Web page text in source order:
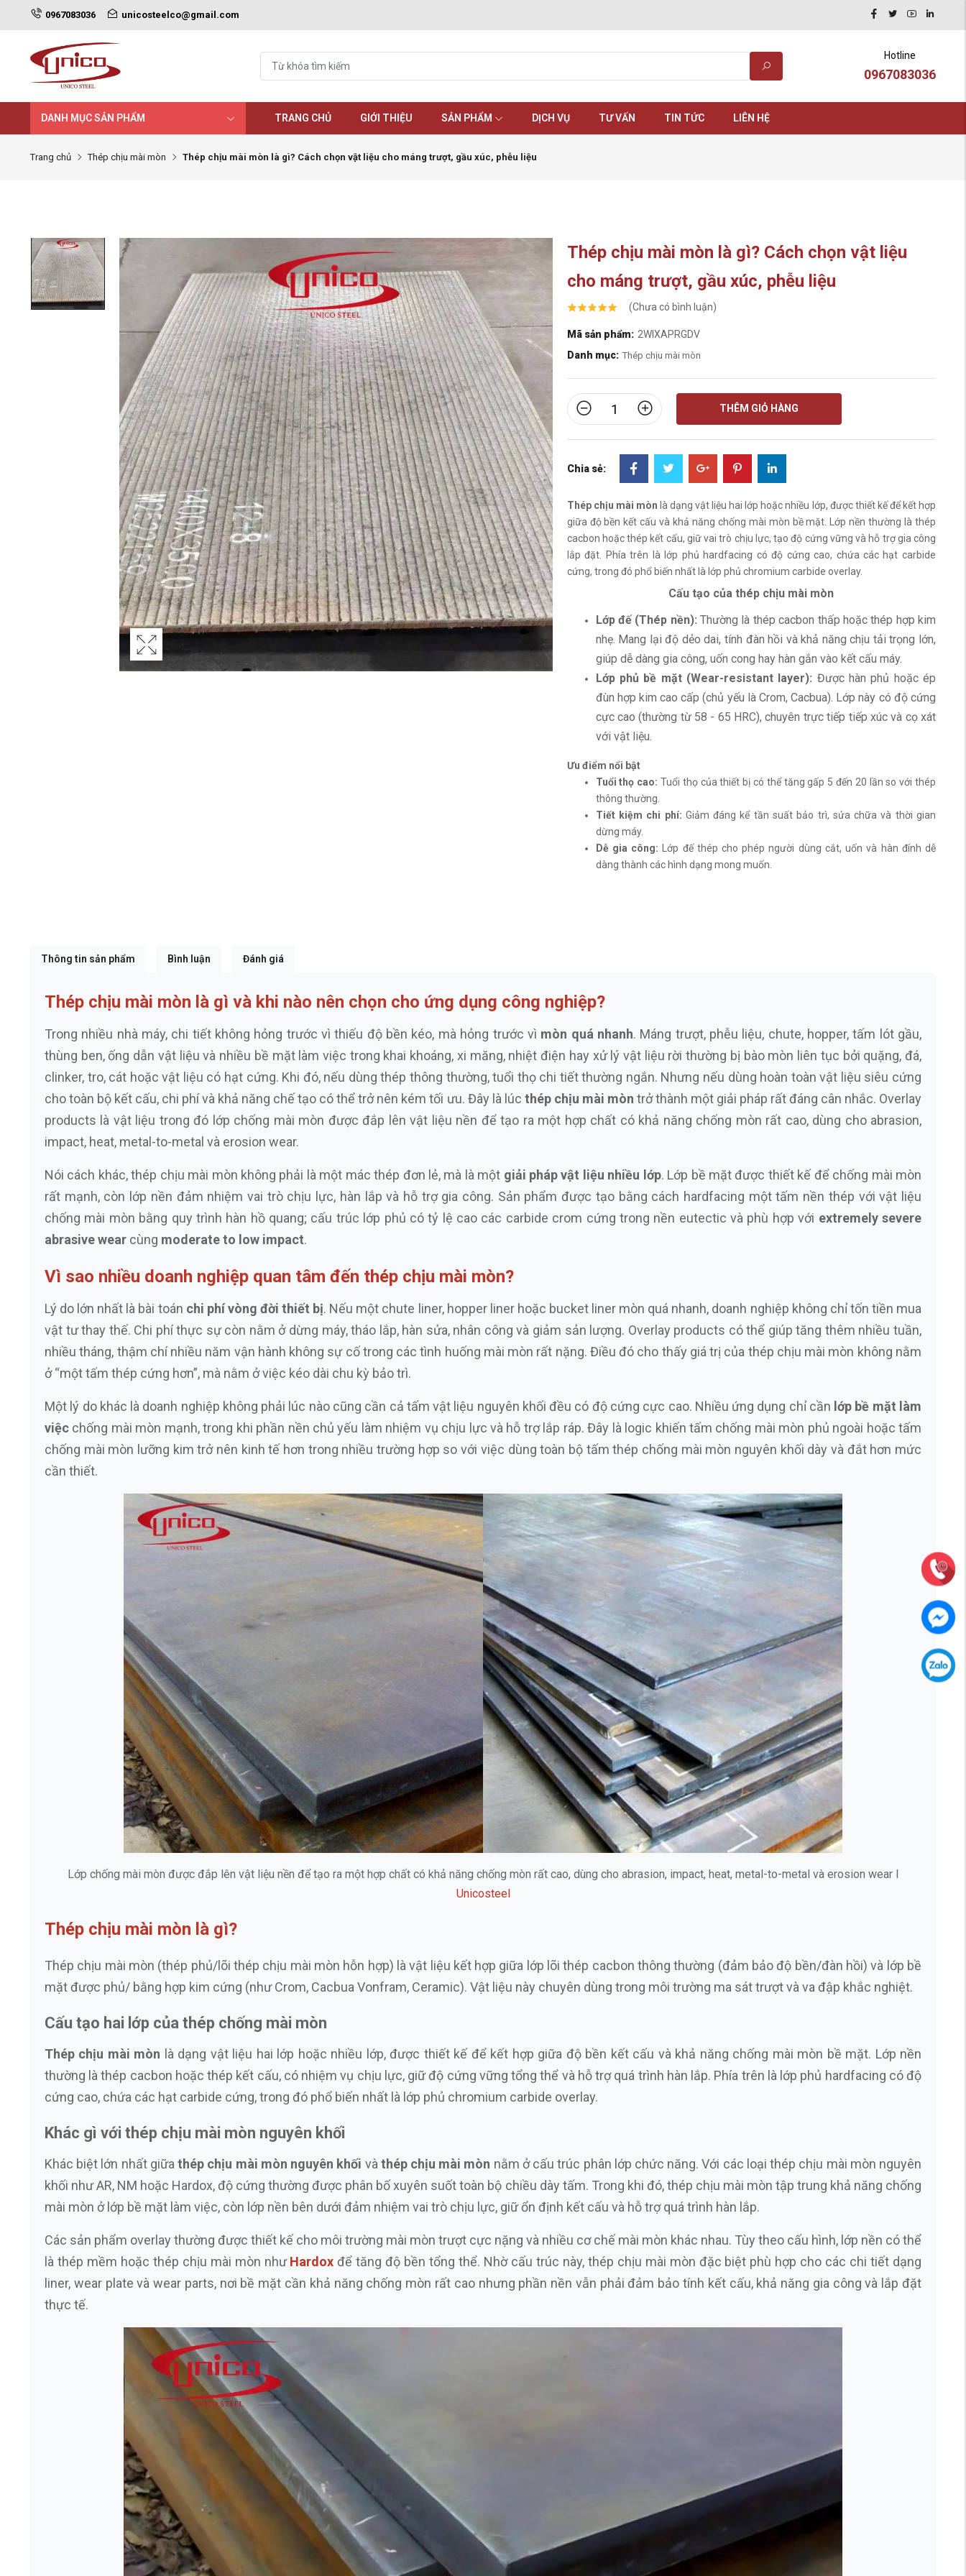
0967083036 unicosteelco@gmail.com
Hotline
0967083036
DANH MỤC SẢN PHẨM TRANG CHỦ GIỚI THIỆU SẢN PHẨM DỊCH VỤ TƯ VẤN TIN TỨC LIÊN HỆ
Trang chủ Thép chịu mài mòn Thép chịu mài mòn là gì? Cách chọn vật liệu cho máng trượt, gầu xúc, phễu liệu
Thép chịu mài mòn là gì? Cách chọn vật liệu
cho máng trượt, gầu xúc, phễu liệu
(Chưa có bình luận)
Mã sản phẩm: 2WIXAPRGDV
Danh mục: Thép chịu mài mòn
THÊM GIỎ HÀNG
Chia sẻ:
Thép chịu mài mòn là dạng vật liệu hai lớp hoặc nhiều lớp, được thiết kế để kết hợp
giữa độ bền kết cấu và khả năng chống mài mòn bề mặt. Lớp nền thường là thép
cacbon hoặc thép kết cấu, giữ vai trò chịu lực, tạo độ cứng vững và hỗ trợ gia công
lắp đặt. Phía trên là lớp phủ hardfacing có độ cứng cao, chứa các hạt carbide
cứng, trong đó phổ biến nhất là lớp phủ chromium carbide overlay.
Cấu tạo của thép chịu mài mòn
Lớp đế (Thép nền): Thường là thép cacbon thấp hoặc thép hợp kim
nhẹ. Mang lại độ dẻo dai, tính đàn hồi và khả năng chịu tải trọng lớn,
giúp dễ dàng gia công, uốn cong hay hàn gắn vào kết cấu máy.
Lớp phủ bề mặt (Wear-resistant layer): Được hàn phủ hoặc ép
đùn hợp kim cao cấp (chủ yếu là Crom, Cacbua). Lớp này có độ cứng
cực cao (thường từ 58 - 65 HRC), chuyên trực tiếp tiếp xúc và cọ xát
với vật liệu.
Ưu điểm nổi bật
Tuổi thọ cao: Tuổi thọ của thiết bị có thể tăng gấp 5 đến 20 lần so với thép
thông thường.
Tiết kiệm chi phí: Giảm đáng kể tần suất bảo trì, sửa chữa và thời gian
dừng máy.
Dễ gia công: Lớp đế thép cho phép người dùng cắt, uốn và hàn đính dễ
dàng thành các hình dạng mong muốn.
Thông tin sản phẩm Bình luận Đánh giá
Thép chịu mài mòn là gì và khi nào nên chọn cho ứng dụng công nghiệp?
Trong nhiều nhà máy, chi tiết không hỏng trước vì thiếu độ bền kéo, mà hỏng trước vì mòn quá nhanh. Máng trượt, phễu liệu, chute, hopper, tấm lót gầu,
thùng ben, ống dẫn vật liệu và nhiều bề mặt làm việc trong khai khoáng, xi măng, nhiệt điện hay xử lý vật liệu rời thường bị bào mòn liên tục bởi quặng, đá,
clinker, tro, cát hoặc vật liệu có hạt cứng. Khi đó, nếu dùng thép thông thường, tuổi thọ chi tiết thường ngắn. Nhưng nếu dùng hoàn toàn vật liệu siêu cứng
cho toàn bộ kết cấu, chi phí và khả năng chế tạo có thể trở nên kém tối ưu. Đây là lúc thép chịu mài mòn trở thành một giải pháp rất đáng cân nhắc. Overlay
products là vật liệu trong đó lớp chống mài mòn được đắp lên vật liệu nền để tạo ra một hợp chất có khả năng chống mòn rất cao, dùng cho abrasion,
impact, heat, metal-to-metal và erosion wear.
Nói cách khác, thép chịu mài mòn không phải là một mác thép đơn lẻ, mà là một giải pháp vật liệu nhiều lớp. Lớp bề mặt được thiết kế để chống mài mòn
rất mạnh, còn lớp nền đảm nhiệm vai trò chịu lực, hàn lắp và hỗ trợ gia công. Sản phẩm được tạo bằng cách hardfacing một tấm nền thép với vật liệu
chống mài mòn bằng quy trình hàn hồ quang; cấu trúc lớp phủ có tỷ lệ cao các carbide crom cứng trong nền eutectic và phù hợp với extremely severe
abrasive wear cùng moderate to low impact.
Vì sao nhiều doanh nghiệp quan tâm đến thép chịu mài mòn?
Lý do lớn nhất là bài toán chi phí vòng đời thiết bị. Nếu một chute liner, hopper liner hoặc bucket liner mòn quá nhanh, doanh nghiệp không chỉ tốn tiền mua
vật tư thay thế. Chi phí thực sự còn nằm ở dừng máy, tháo lắp, hàn sửa, nhân công và giảm sản lượng. Overlay products có thể giúp tăng thêm nhiều tuần,
nhiều tháng, thậm chí nhiều năm vận hành không sự cố trong các tình huống mài mòn rất nặng. Điều đó cho thấy giá trị của thép chịu mài mòn không nằm
ở “một tấm thép cứng hơn”, mà nằm ở việc kéo dài chu kỳ bảo trì.
Một lý do khác là doanh nghiệp không phải lúc nào cũng cần cả tấm vật liệu nguyên khối đều có độ cứng cực cao. Nhiều ứng dụng chỉ cần lớp bề mặt làm
việc chống mài mòn mạnh, trong khi phần nền chủ yếu làm nhiệm vụ chịu lực và hỗ trợ lắp ráp. Đây là logic khiến tấm chống mài mòn phủ ngoài hoặc tấm
chống mài mòn lưỡng kim trở nên kinh tế hơn trong nhiều trường hợp so với việc dùng toàn bộ tấm thép chống mài mòn nguyên khối dày và đắt hơn mức
cần thiết.
Lớp chống mài mòn được đắp lên vật liệu nền để tạo ra một hợp chất có khả năng chống mòn rất cao, dùng cho abrasion, impact, heat, metal-to-metal và erosion wear I
Unicosteel
Thép chịu mài mòn là gì?
Thép chịu mài mòn (thép phủ/lõi thép chịu mài mòn hỗn hợp) là vật liệu kết hợp giữa lớp lõi thép cacbon thông thường (đảm bảo độ bền/đàn hồi) và lớp bề
mặt được phủ/ bằng hợp kim cứng (như Crom, Cacbua Vonfram, Ceramic). Vật liệu này chuyên dùng trong môi trường ma sát trượt và va đập khắc nghiệt.
Cấu tạo hai lớp của thép chống mài mòn
Thép chịu mài mòn là dạng vật liệu hai lớp hoặc nhiều lớp, được thiết kế để kết hợp giữa độ bền kết cấu và khả năng chống mài mòn bề mặt. Lớp nền
thường là thép cacbon hoặc thép kết cấu, có nhiệm vụ chịu lực, giữ độ cứng vững tổng thể và hỗ trợ quá trình hàn lắp. Phía trên là lớp phủ hardfacing có độ
cứng cao, chứa các hạt carbide cứng, trong đó phổ biến nhất là lớp phủ chromium carbide overlay.
Khác gì với thép chịu mài mòn nguyên khối
Khác biệt lớn nhất giữathép chịu mài mòn nguyên khối và thép chịu mài mòn nằm ở cấu trúc phân lớp chức năng. Với các loại thép chịu mài mòn nguyên
khối như AR, NM hoặc Hardox, độ cứng thường được phân bố xuyên suốt toàn bộ chiều dày tấm. Trong khi đó, thép chịu mài mòn tập trung khả năng chống
mài mòn ở lớp bề mặt làm việc, còn lớp nền bên dưới đảm nhiệm vai trò chịu lực, giữ ổn định kết cấu và hỗ trợ quá trình hàn lắp.
Các sản phẩm overlay thường được thiết kế cho môi trường mài mòn trượt cực nặng và nhiều cơ chế mài mòn khác nhau. Tùy theo cấu hình, lớp nền có thể
là thép mềm hoặc thép chịu mài mòn nhưHardox để tăng độ bền tổng thể. Nhờ cấu trúc này, thép chịu mài mòn đặc biệt phù hợp cho các chi tiết dạng
liner, wear plate và wear parts, nơi bề mặt cần khả năng chống mòn rất cao nhưng phần nền vẫn phải đảm bảo tính kết cấu, khả năng gia công và lắp đặt
thực tế.